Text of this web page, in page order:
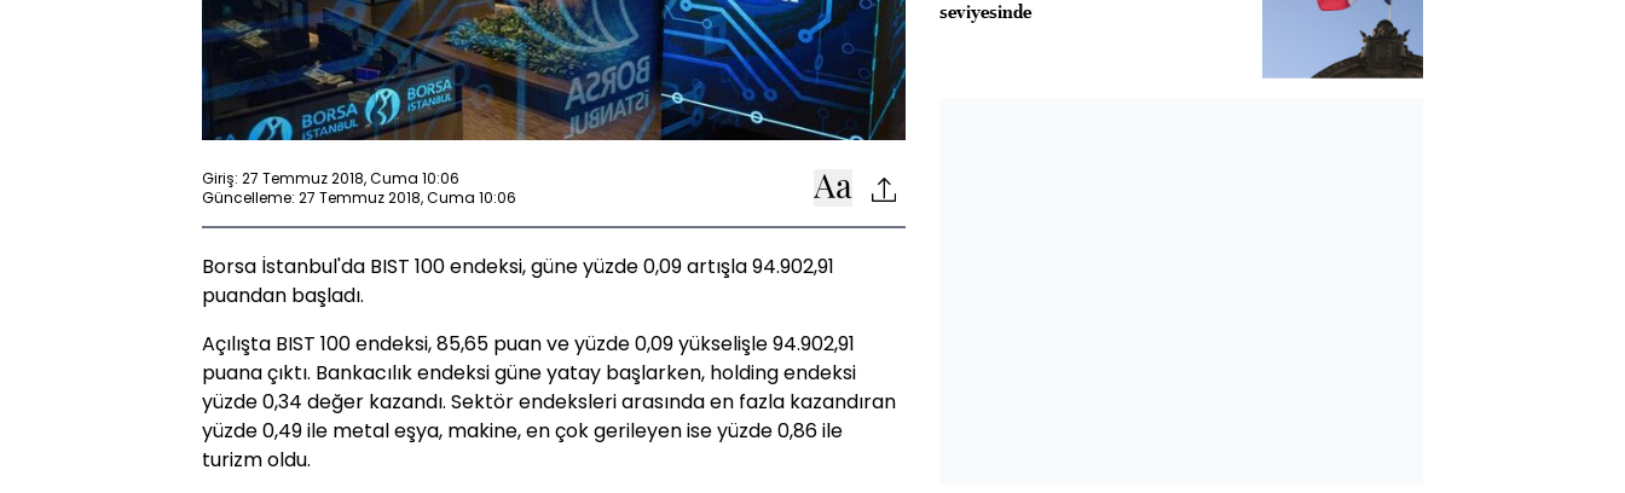
Giriş: 27 Temmuz 2018, Cuma 10:06
Güncelleme: 27 Temmuz 2018, Cuma 10:06
Borsa İstanbul'da BIST 100 endeksi, güne yüzde 0,09 artışla 94.902,91
puandan başladı.
Açılışta BIST 100 endeksi, 85,65 puan ve yüzde 0,09 yükselişle 94.902,91
puana çıktı. Bankacılık endeksi güne yatay başlarken, holding endeksi
yüzde 0,34 değer kazandı. Sektör endeksleri arasında en fazla kazandıran
yüzde 0,49 ile metal eşya, makine, en çok gerileyen ise yüzde 0,86 ile
turizm oldu.
seviyesinde